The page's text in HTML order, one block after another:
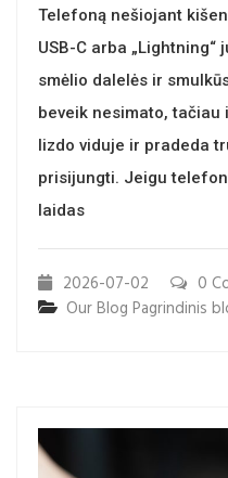
Telefoną nešiojant
USB-C arba
smėlio dalelės ir
beveik nesimato,
lizdo viduje ir pradeda
prisijungti. Jeigu
laidas
2026-07-02
0
Our Blog Pagrindinis